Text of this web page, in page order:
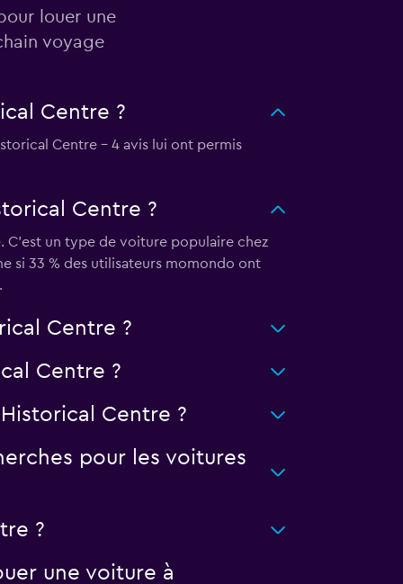
louer une
voyage
Centre ?
Centre - 4 avis lui ont permis
Centre ?
C'est un type de voiture populaire chez
si 33 % des utilisateurs momondo ont
Centre ?
Centre ?
Centre ?
pour les voitures
?
une voiture à